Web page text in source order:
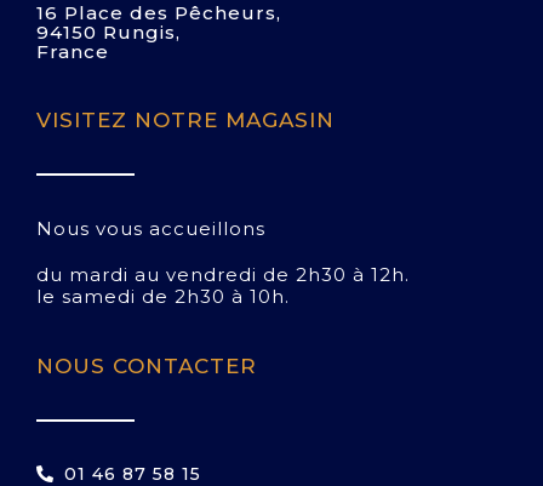
16 Place des Pêcheurs,
94150 Rungis,
France
VISITEZ NOTRE MAGASIN
Nous vous accueillons
du mardi au vendredi de 2h30 à 12h.
le samedi de 2h30 à 10h.
NOUS CONTACTER
01 46 87 58 15